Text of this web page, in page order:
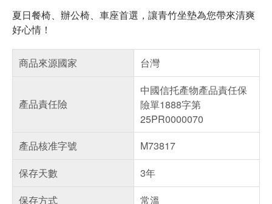
夏日餐椅、辦公椅、車座首選，讓青竹坐墊為您帶來清爽
好心情！
商品來源國家 台灣
產品責任險
中國信托產物產品責任保
險單1888字第
25PR0000070
產品核准字號
M73817
保存天數
3年
保存方式
常溫